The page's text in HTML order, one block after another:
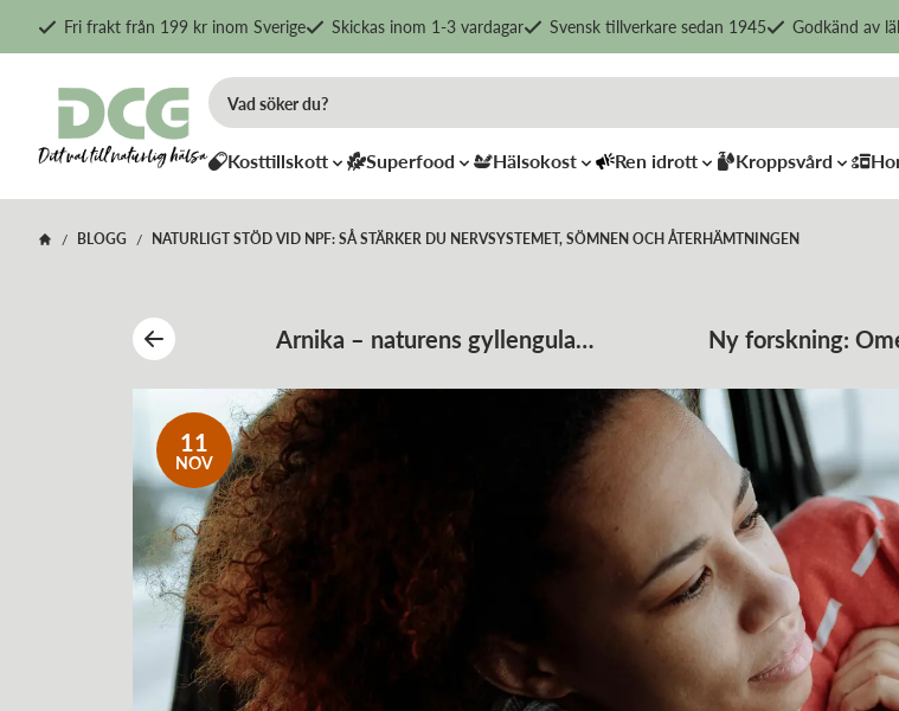
Fri frakt från 199 kr inom Sverige Skickas inom 1-3 vardagar Svensk tillverkare sedan 1945 Godkänd av
Kosttillskott Superfood Hälsokost Ren idrott Kroppsvård
/ BLOGG / NATURLIGT STÖD VID NPF: SÅ STÄRKER DU NERVSYSTEMET, SÖMNEN OCH ÅTERHÄMTNINGEN
Arnika – naturens gyllengula
Ny forskning:
11
NOV